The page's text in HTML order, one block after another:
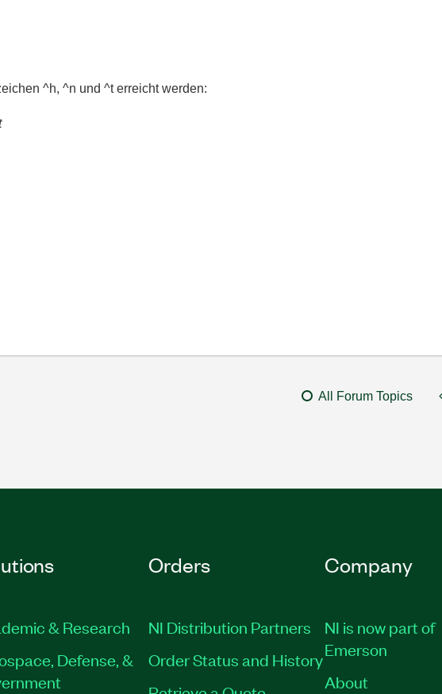
^h, ^n und ^t erreicht werden:
All Forum Topics
& Research
Defense, &
Orders
NI Distribution Partners
Order Status and History
Company
NI is now part of
Emerson
About